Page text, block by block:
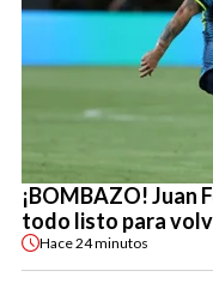
¡BOMBAZO! Juan
todo listo para
Hace24 minutos